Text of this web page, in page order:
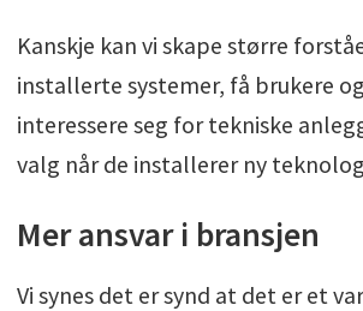
Kanskje kan vi skape større
installerte systemer, få brukere
interessere seg for tekniske
valg når de installerer ny
Mer ansvar i bransjen
Vi synes det er synd at det er et